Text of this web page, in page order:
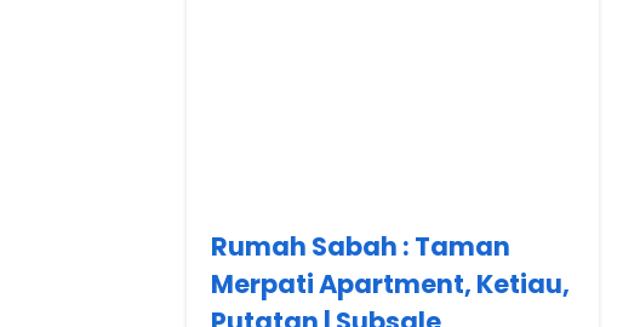
Rumah Sabah : Taman
Merpati Apartment, Ketiau,